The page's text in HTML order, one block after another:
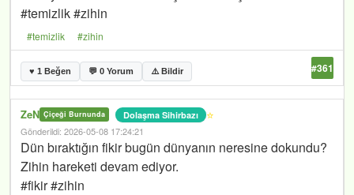
#temizlik #zihin
#temizlik #zihin
♥ 1 Beğen 💬 0 Yorum ⚠️ Bildir #361
ZeN Çiçeği Burnunda Dolaşma Sihirbazı ⭐
Gönderildi: 2026-05-08 17:24:21
Dün bıraktığın fikir bugün dünyanın neresine dokundu?
Zihin hareketi devam ediyor.
#fikir #zihin